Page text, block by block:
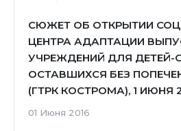
СЮЖЕТ ОБ ОТКРЫТИИ
ЦЕНТРА АДАПТАЦИИ
УЧРЕЖДЕНИЙ ДЛЯ ДЕТЕЙ-
ОСТАВШИХСЯ БЕЗ
(ГТРК КОСТРОМА), 1 ИЮНЯ
01 Июня 2016